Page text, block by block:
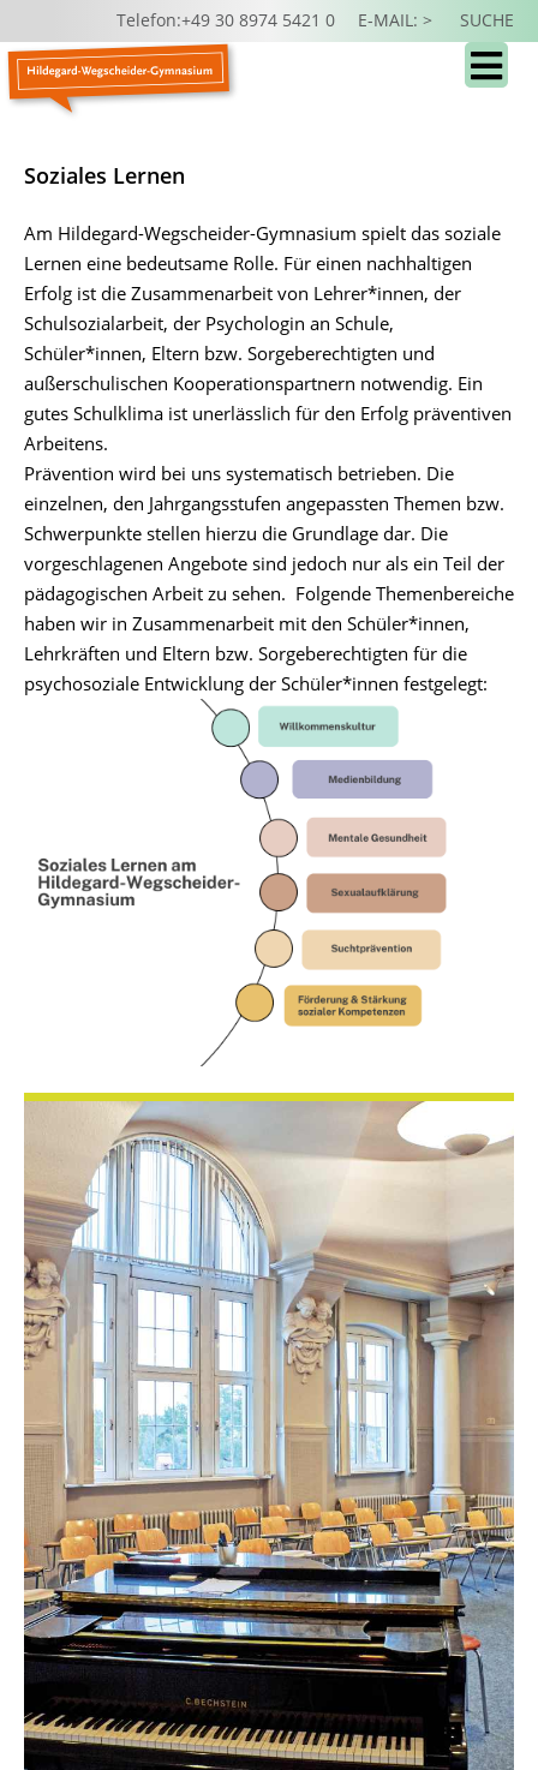
Telefon:+49 30 8974 5421 0 E-MAIL: > SUCHE
Soziales Lernen
Am Hildegard-Wegscheider-Gymnasium spielt das soziale
Lernen eine bedeutsame Rolle. Für einen nachhaltigen
Erfolg ist die Zusammenarbeit von Lehrer*innen, der
Schulsozialarbeit, der Psychologin an Schule,
Schüler*innen, Eltern bzw. Sorgeberechtigten und
außerschulischen Kooperationspartnern notwendig. Ein
gutes Schulklima ist unerlässlich für den Erfolg präventiven
Arbeitens. ​
Prävention wird bei uns systematisch betrieben. Die
einzelnen, den Jahrgangsstufen angepassten Themen bzw.
Schwerpunkte stellen hierzu die Grundlage dar. Die
vorgeschlagenen Angebote sind jedoch nur als ein Teil der
pädagogischen Arbeit zu sehen. ​ Folgende Themenbereiche
haben wir in Zusammenarbeit mit den Schüler*innen,
Lehrkräften und Eltern bzw. Sorgeberechtigten für die
psychosoziale Entwicklung der Schüler*innen festgelegt: